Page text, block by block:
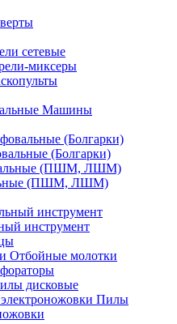
сетевые
миксеры
Машины
(Болгарки)
(ПШМ, ЛШМ)
инструмент
Отбойные молотки
дисковые
Пилы